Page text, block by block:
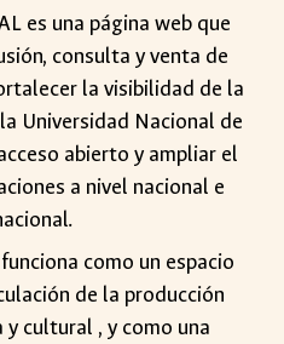
es una página web que
consulta y venta de
la visibilidad de la
Universidad Nacional de
abierto y ampliar el
a nivel nacional e
como un espacio
de la producción
cultural , y como una